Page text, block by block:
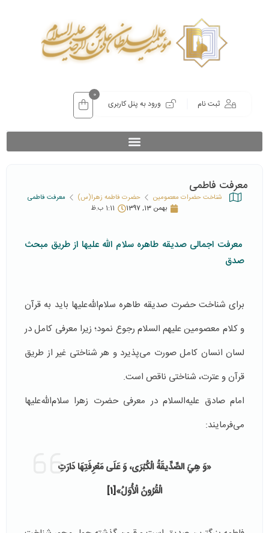
ثبت نام ورود به پنل کاربری
0
معرفت فاطمی
شناخت حضرات معصومین حضرت فاطمه زهرا(س)
معرفت فاطمی
بهمن 13, 1397
1:11 ب.ظ
معرفت اجمالی صدیقه طاهره سلام الله علیها از طریق مبحث
صدق
برای شناخت حضرت صدیقه طاهره سلام‌الله‌علیها باید به قرآن
و کلام معصومین علیهم السلام رجوع نمود؛ زیرا معرفی کامل در
لسان انسان کامل صورت می‌پذیرد و هر شناختی غیر از طریق
قرآن و عترت، شناختی ناقص است.
امام صادق علیه‌السلام در معرفی حضرت زهرا سلام‌الله‌علیها
می‌فرمایند:
«وَ هِيَ‏ الصِّدِّيقَةُ الْكُبْرَى‏، وَ عَلَى مَعْرِفَتِهَا دَارَتِ
الْقُرُونُ الْأُوَلُ»[1]